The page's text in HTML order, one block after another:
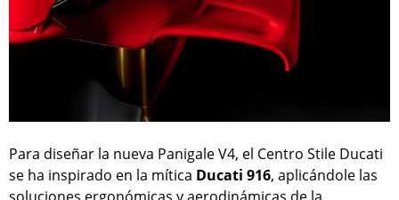
Para diseñar la nueva Panigale V4, el Centro Stile Ducati
se ha inspirado en la mítica Ducati 916, aplicándole las